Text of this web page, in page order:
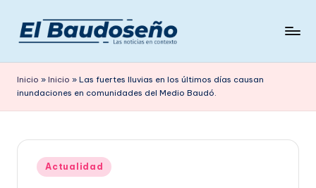
Saltar
contenido
e
ri
d
en
Inicio » Inicio » Las fuertes lluvias en los últimos días causan
inundaciones en comunidades del Medio Baudó.
Publicado
en
Actualidad